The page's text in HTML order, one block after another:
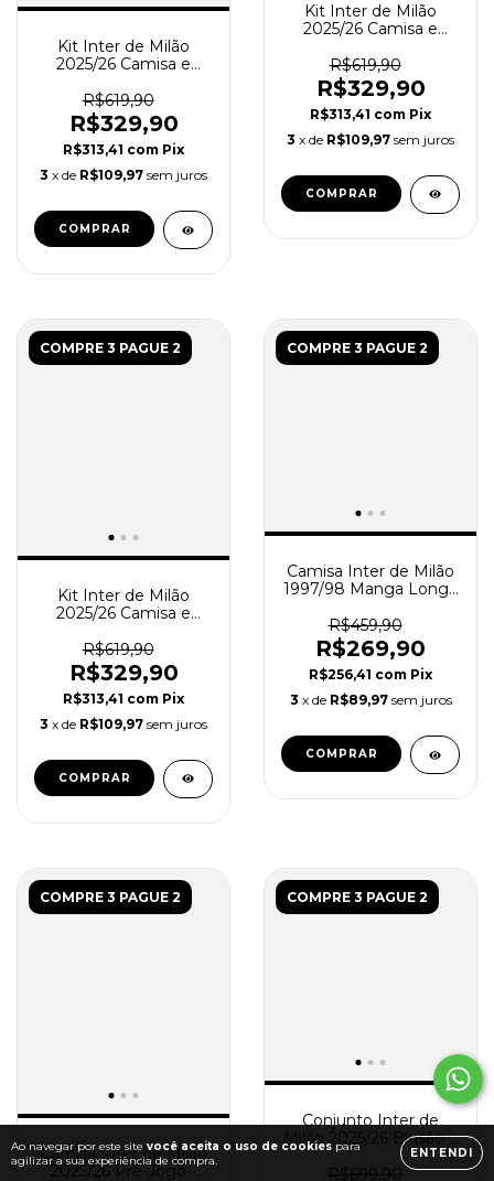
Ao navegar por este site você aceita o uso de cookiespara
agilizar a sua experiência de compra.
ENTENDI
Kit Inter de Milão
2025/26 Camisa e
Torcedor Masculino -
Preto - Azul
R$619,90
R$329,90
R$313,41 com Pix
3 x de R$109,97 sem juros
COMPRAR
Kit Inter de Milão
2025/26 Camisa e
Jogo - Torcedor
Masculino - Preto -
Verde
R$619,90
R$329,90
R$313,41 com Pix
3 x de R$109,97 sem juros
COMPRAR
COMPRE 3 PAGUE 2
Kit Inter de Milão
2025/26 Camisa e
Torcedor Masculino -
Branco - Azul
R$619,90
R$329,90
R$313,41 com Pix
3 x de R$109,97 sem juros
COMPRAR
COMPRE 3 PAGUE 2
Camisa Inter de Milão
1997/98 Manga Longa
Azul - Preta
R$459,90
R$269,90
R$256,41 com Pix
3 x de R$89,97 sem juros
COMPRAR
COMPRE 3 PAGUE 2
Camisa Inter de Milão
2025/26 Pré-Jogo -
COMPRE 3 PAGUE 2
Conjunto Inter de
Milão 2025/26 Blusão e
Calça de Treino -
Masculino - Branco
R$699,90